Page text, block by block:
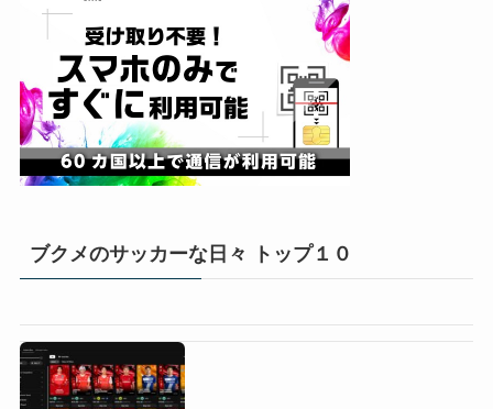
ブクメのサッカーな日々 トップ１０